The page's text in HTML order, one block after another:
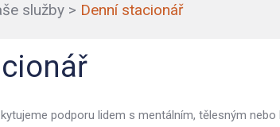
služby > Denní stacionář
podporu lidem s mentálním, tělesným